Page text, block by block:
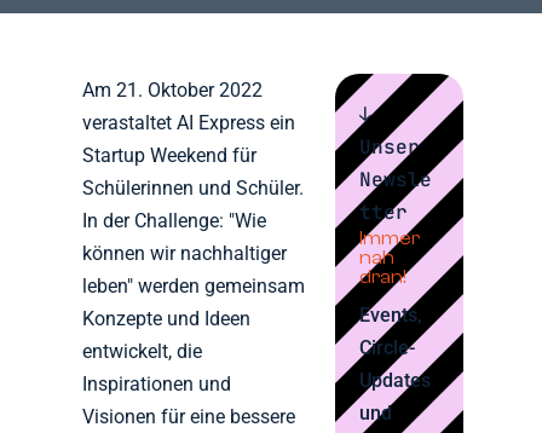
Am 21. Oktober 2022
verastaltet AI Express ein
Startup Weekend für
Schülerinnen und Schüler.
In der Challenge: "Wie
können wir nachhaltiger
leben" werden gemeinsam
Konzepte und Ideen
entwickelt, die
Inspirationen und
Visionen für eine bessere
↓
Unser
Newsle
tter
Immer
nah
dran!
Events,
Circle-
Updates
und